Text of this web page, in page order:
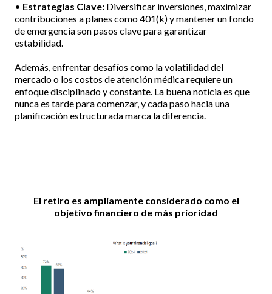
• Estrategias Clave: Diversificar inversiones, maximizar
contribuciones a planes como 401(k) y mantener un fondo
de emergencia son pasos clave para garantizar
estabilidad.
Además, enfrentar desafíos como la volatilidad del
mercado o los costos de atención médica requiere un
enfoque disciplinado y constante. La buena noticia es que
nunca es tarde para comenzar, y cada paso hacia una
planificación estructurada marca la diferencia.
El retiro es ampliamente considerado como el
objetivo financiero de más prioridad